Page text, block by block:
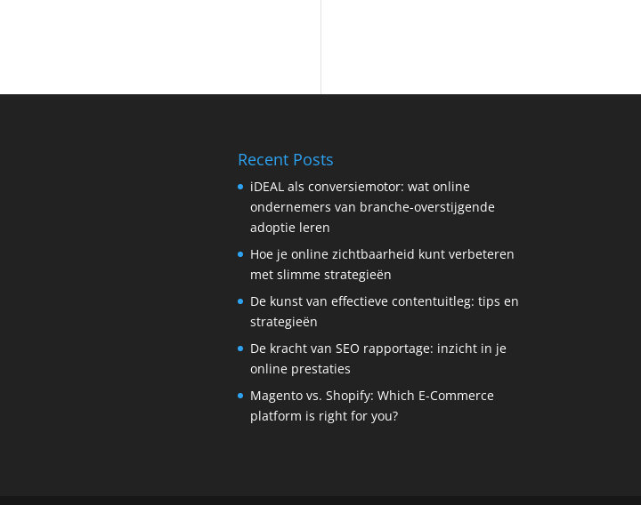
Recent Posts
iDEAL als conversiemotor: wat online
ondernemers van branche-overstijgende
adoptie leren
Hoe je online zichtbaarheid kunt verbeteren
met slimme strategieën
De kunst van effectieve contentuitleg: tips en
strategieën
De kracht van SEO rapportage: inzicht in je
online prestaties
Magento vs. Shopify: Which E-Commerce
platform is right for you?